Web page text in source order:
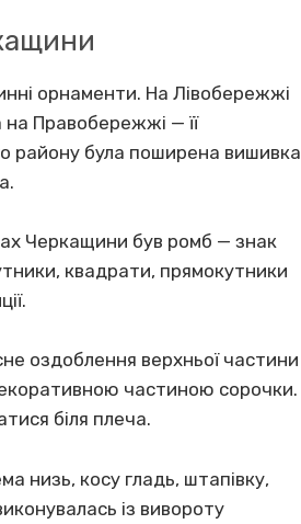
орнаменти. На Лівобережжі
на Правобережжі — її
району була поширена вишивка
Черкащини був ромб — знак
квадрати, прямокутники
оздоблення верхньої частини
частиною сорочки.
біля плеча.
низь, косу гладь, штапівку,
із вивороту